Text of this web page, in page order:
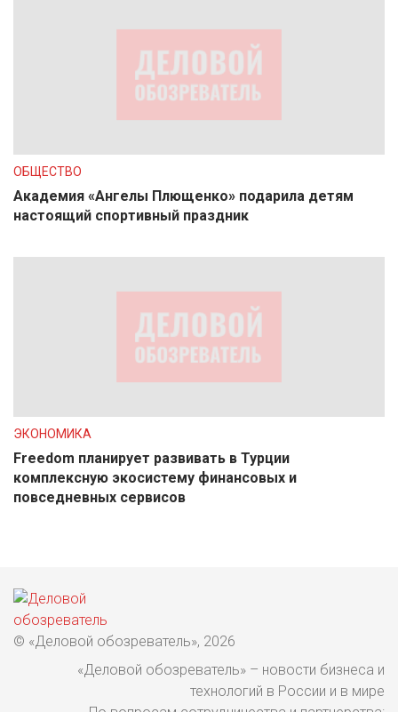
ОБЩЕСТВО
Академия «Ангелы Плющенко» подарила детям
настоящий спортивный праздник
ЭКОНОМИКА
Freedom планирует развивать в Турции
комплексную экосистему финансовых и
повседневных сервисов
© «Деловой обозреватель», 2026
«Деловой обозреватель» – новости бизнеса и
технологий в России и в мире